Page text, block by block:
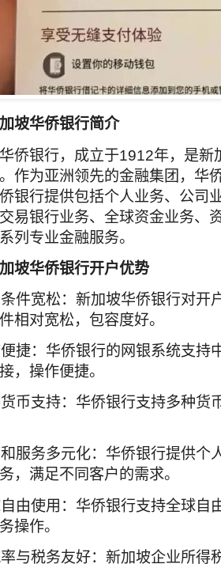
坡华侨银行简介
侨银行，成立于1912年，是新
作为亚洲领先的金融集团，华
银行提供包括个人业务、公司
易银行业务、全球资金业务、
列专业金融服务。
坡华侨银行开户优势
件宽松：新加坡华侨银行对开
相对宽松，包容度好。
捷：华侨银行的网银系统支持
，操作便捷。
币支持：华侨银行支持多种货
服务多元化：华侨银行提供个
，满足不同客户的需求。
由使用：华侨银行支持全球自
操作。
与税务友好：新加坡企业所得